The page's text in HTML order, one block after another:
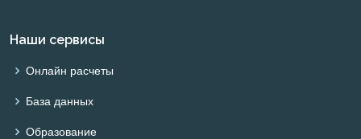
Наши сервисы
Онлайн расчеты
База данных
Образование